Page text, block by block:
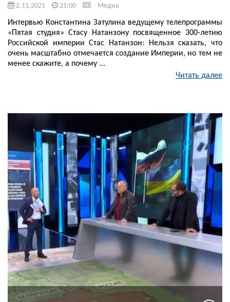
2.11.2021 21:00 Медиа
Интервью Константина Затулина ведущему телепрограммы
«Пятая студия» Стасу Натанзону посвященное 300-летию
Российской империи Стас Натанзон: Нельзя сказать, что
очень масштабно отмечается создание Империи, но тем не
менее скажите, а почему ...
Читать далее